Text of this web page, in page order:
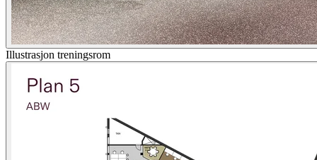
Illustrasjon treningsrom